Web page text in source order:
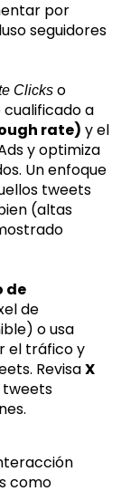
por
seguidores
Clicks o
a
rate) y el
y optimiza
Un enfoque
tweets
(altas
de
de
o usa
el tráfico y
RevisaX
tweets
como